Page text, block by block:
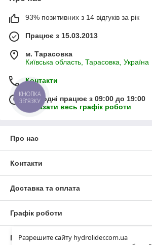
Разрешите сайту hydrolider.com.ua
93% позитивних з 14 відгуків за рік
Працює з 15.03.2013
м. Тарасовка
Київська область, Тарасовка, Україна
Контакти
Сьогодні працює з 09:00 до 19:00
Показати весь графік роботи
Про нас
Контакти
Доставка та оплата
Графік роботи
Повна версія сайту
КНОПКА
ЗВ'ЯЗКУ